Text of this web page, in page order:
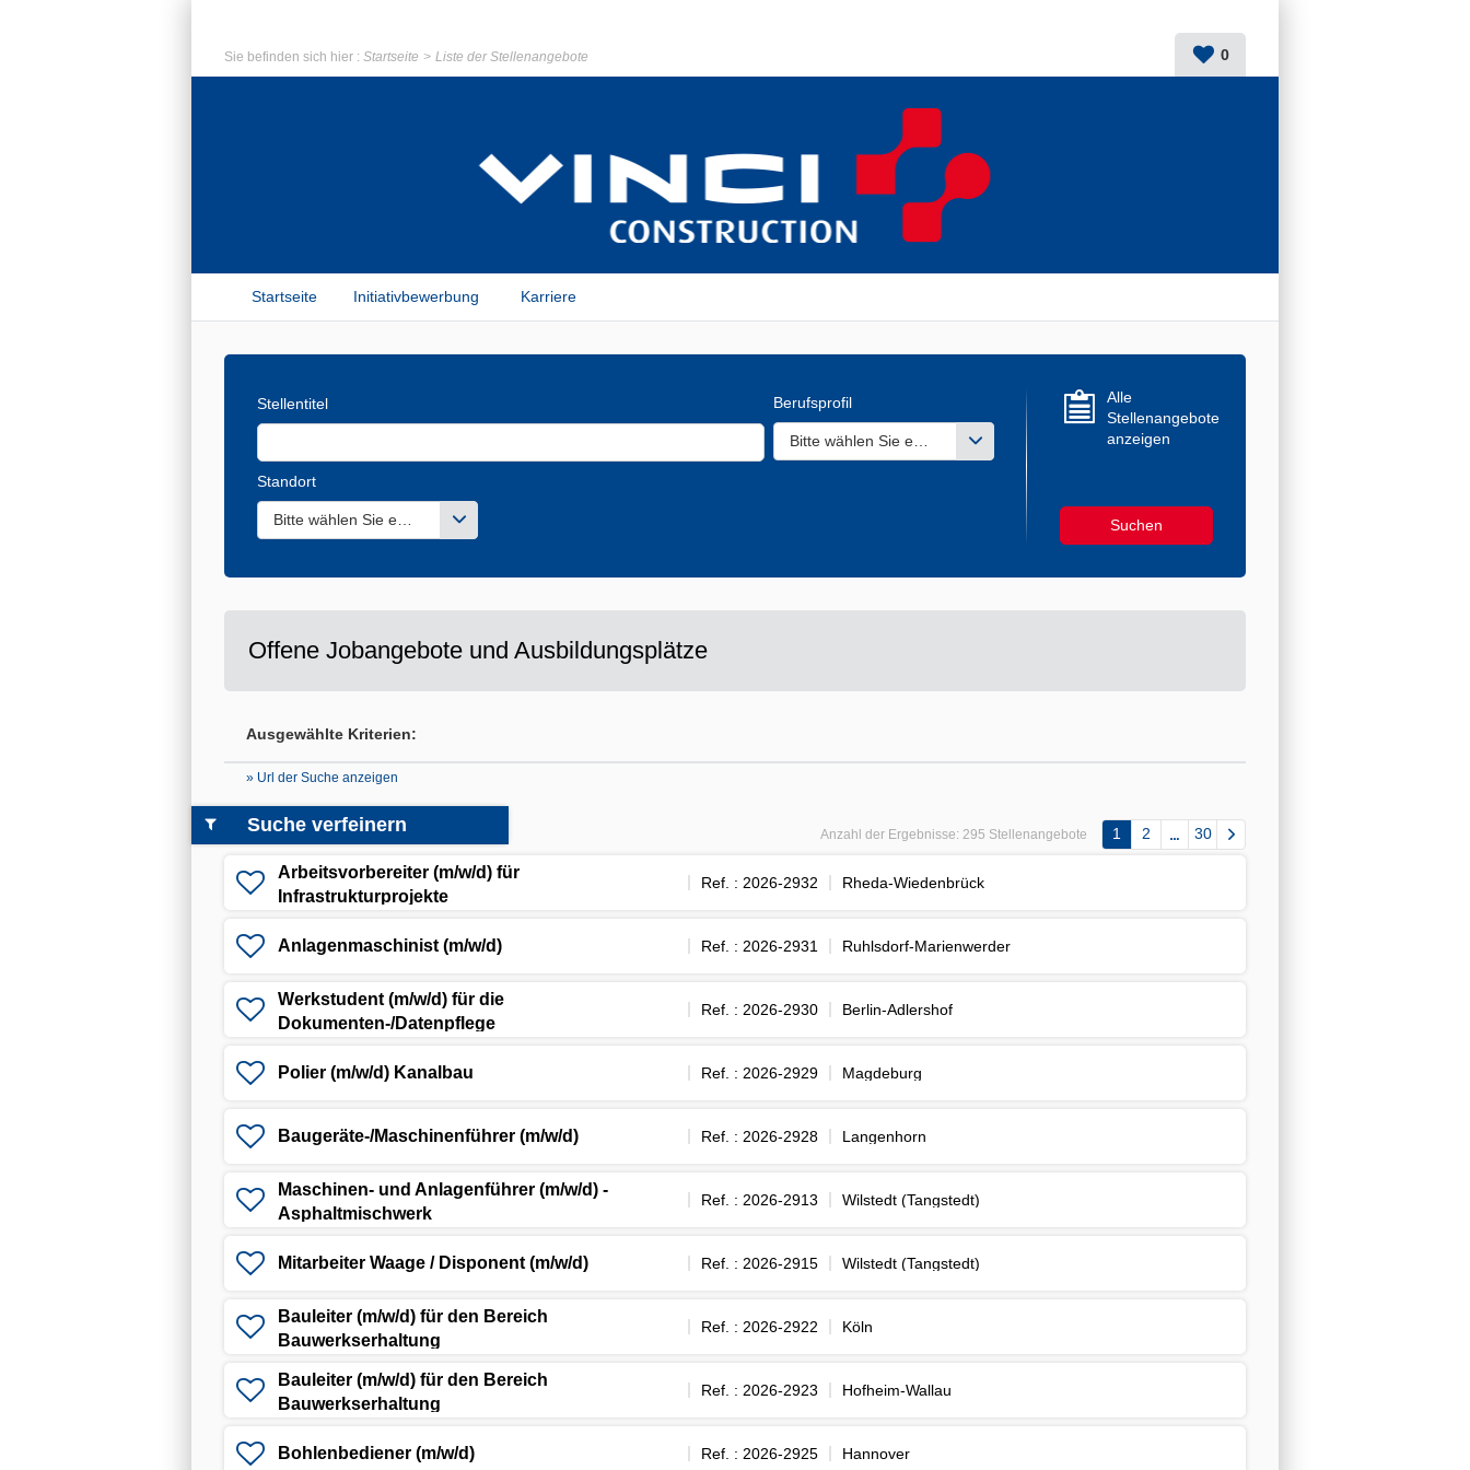
Sie befinden sich hier : Startseite Liste der Stellenangebote 0
Startseite Initiativbewerbung Karriere
Stellentitel Berufsprofil
Bitte wählen Sie einen oder mehrere Werte aus
Standort
Bitte wählen Sie einen oder mehrere Werte aus
Alle
Stellenangebote
anzeigen
Offene Jobangebote und Ausbildungsplätze
Ausgewählte Kriterien:
» Url der Suche anzeigen
Anzahl der Ergebnisse: 295 Stellenangebote 1 2 30
Arbeitsvorbereiter (m/w/d) für
Infrastrukturprojekte
Ref. : 2026-2932 Rheda-Wiedenbrück
Anlagenmaschinist (m/w/d) Ref. : 2026-2931 Ruhlsdorf-Marienwerder
Werkstudent (m/w/d) für die
Dokumenten-/Datenpflege
Ref. : 2026-2930 Berlin-Adlershof
Polier (m/w/d) Kanalbau Ref. : 2026-2929 Magdeburg
Baugeräte-/Maschinenführer (m/w/d) Ref. : 2026-2928 Langenhorn
Maschinen- und Anlagenführer (m/w/d) -
Asphaltmischwerk
Ref. : 2026-2913 Wilstedt (Tangstedt)
Mitarbeiter Waage / Disponent (m/w/d) Ref. : 2026-2915 Wilstedt (Tangstedt)
Bauleiter (m/w/d) für den Bereich
Bauwerkserhaltung
Ref. : 2026-2922 Köln
Bauleiter (m/w/d) für den Bereich
Bauwerkserhaltung
Ref. : 2026-2923 Hofheim-Wallau
Bohlenbediener (m/w/d) Ref. : 2026-2925 Hannover
Suche verfeinern